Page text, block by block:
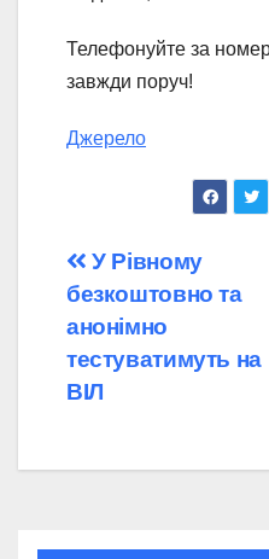
Телефонуйте за
завжди поруч!
Джерело
Навігація
записів
У Рівному
безкоштовно та
анонімно
тестуватимуть на
ВІЛ